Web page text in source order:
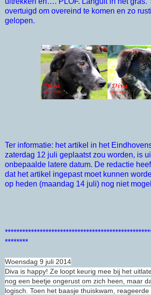
overtuigd om overeind te komen en zo
gelopen.
Ter informatie: het artikel in het
zaterdag 12 juli geplaatst zou worden, is
onbepaalde latere datum. De redactie
dat het artikel ingepast moet kunnen
op heden (maandag 14 juli) nog niet
********
Woensdag 9 juli 2014
Diva is happy! Ze loopt keurig mee bij het
nog een beetje ongerust om zich heen, maar
logisch. Toen het baasje thuiskwam,